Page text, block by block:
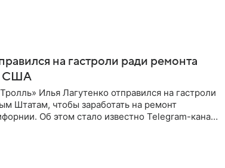
на гастроли ради ремонта
США
Илья Лагутенко отправился на гастроли
Штатам, чтобы заработать на ремонт
Об этом стало известно Telegram-каналу